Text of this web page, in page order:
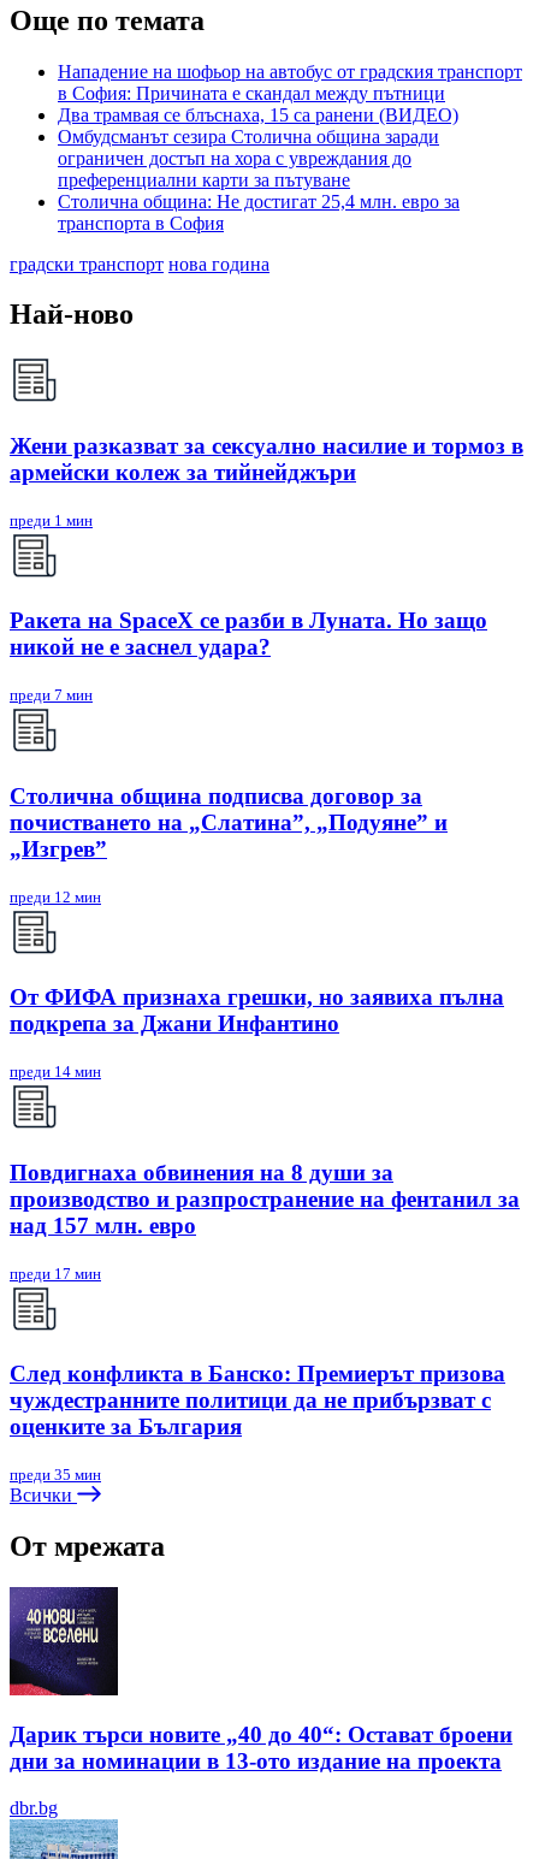
Още по темата
Нападение на шофьор на автобус от градския транспорт
в София: Причината е скандал между пътници
Два трамвая се блъснаха, 15 са ранени (ВИДЕО)
Омбудсманът сезира Столична община заради
ограничен достъп на хора с увреждания до
преференциални карти за пътуване
Столична община: Не достигат 25,4 млн. евро за
транспорта в София
градски транспорт нова година
Най-ново
Жени разказват за сексуално насилие и тормоз в
армейски колеж за тийнейджъри
преди 1 мин
Ракета на SpaceX се разби в Луната. Но защо
никой не е заснел удара?
преди 7 мин
Столична община подписва договор за
почистването на „Слатина”, „Подуяне” и
„Изгрев”
преди 12 мин
От ФИФА признаха грешки, но заявиха пълна
подкрепа за Джани Инфантино
преди 14 мин
Повдигнаха обвинения на 8 души за
производство и разпространение на фентанил за
над 157 млн. евро
преди 17 мин
След конфликта в Банско: Премиерът призова
чуждестранните политици да не прибързват с
оценките за България
преди 35 мин
Всички
От мрежата
Дарик търси новите „40 до 40“: Остават броени
дни за номинации в 13-ото издание на проекта
dbr.bg